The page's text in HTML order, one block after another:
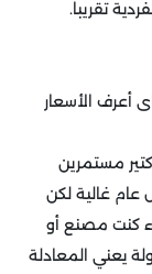
أعرف الأسعار
مستمرين
غالية لكن
كنت مصنع أو
يعني المعادلة